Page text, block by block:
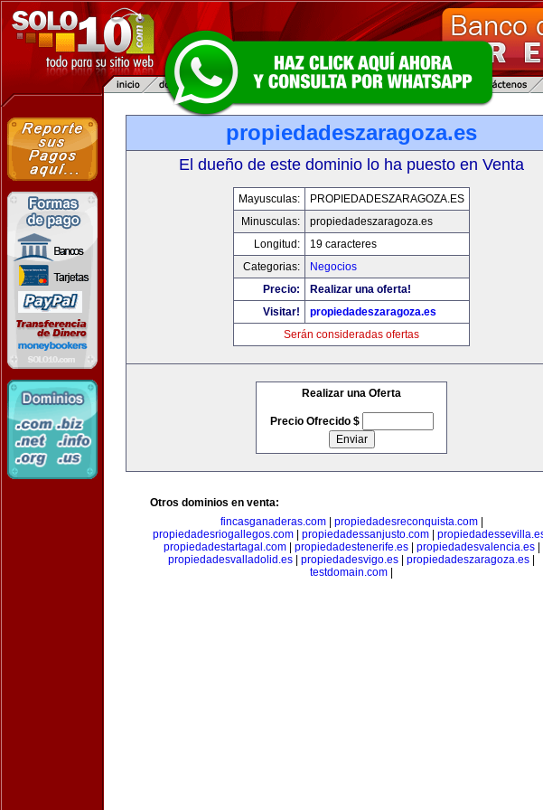
propiedadeszaragoza.es
El dueño de este dominio lo ha puesto en Venta
Mayusculas:
PROPIEDADESZARAGOZA.ES
Minusculas:
propiedadeszaragoza.es
Longitud:
19 caracteres
Categorias:
Negocios
Precio:
Realizar una oferta!
Visitar!
propiedadeszaragoza.es
Serán consideradas ofertas
Realizar una Oferta
Precio Ofrecido $
Otros dominios en venta:
fincasganaderas.com| propiedadesreconquista.com|
propiedadesriogallegos.com| propiedadessanjusto.com|
propiedadestartagal.com| propiedadestenerife.es| propiedadesvalencia.es|
propiedadesvalladolid.es
propiedadesvigo.es propiedadeszaragoza.es
testdomain.com